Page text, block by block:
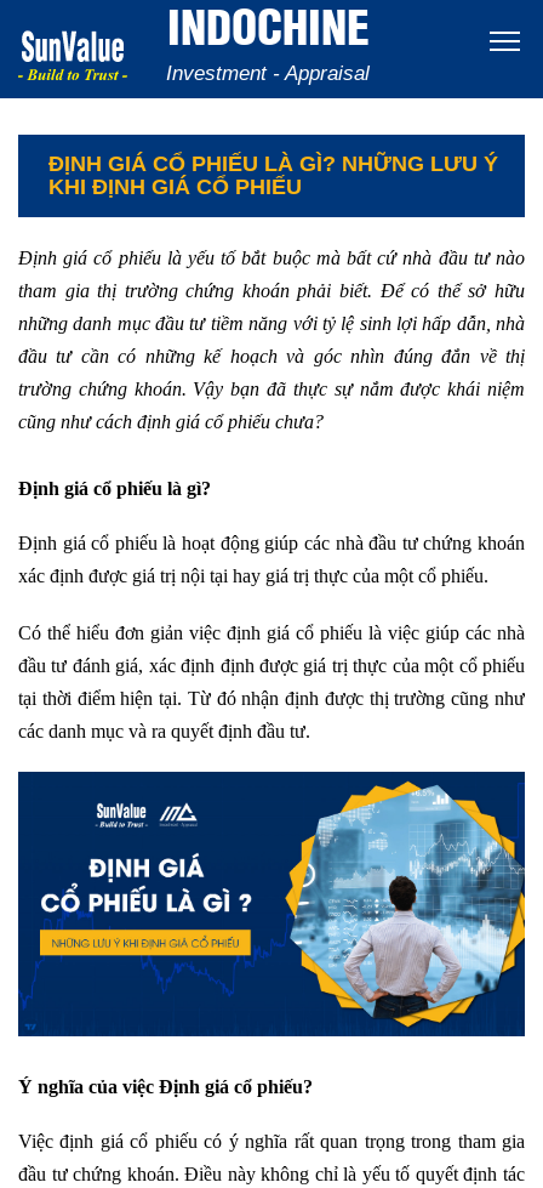
INDOCHINE
Investment - Appraisal
ĐỊNH GIÁ CỔ PHIẾU LÀ GÌ? NHỮNG LƯU Ý
KHI ĐỊNH GIÁ CỔ PHIẾU
Định giá cổ phiếu là yếu tố bắt buộc mà bất cứ nhà đầu tư nào
tham gia thị trường chứng khoán phải biết. Để có thể sở hữu
những danh mục đầu tư tiềm năng với tỷ lệ sinh lợi hấp dẫn, nhà
đầu tư cần có những kế hoạch và góc nhìn đúng đắn về thị
trường chứng khoán. Vậy bạn đã thực sự nắm được khái niệm
cũng như cách định giá cổ phiếu chưa?
Định giá cổ phiếu là gì?
Định giá cổ phiếu là hoạt động giúp các nhà đầu tư chứng khoán
xác định được giá trị nội tại hay giá trị thực của một cổ phiếu.
Có thể hiểu đơn giản việc định giá cổ phiếu là việc giúp các nhà
đầu tư đánh giá, xác định định được giá trị thực của một cổ phiếu
tại thời điểm hiện tại. Từ đó nhận định được thị trường cũng như
các danh mục và ra quyết định đầu tư.
Ý nghĩa của việc Định giá cổ phiếu?
Việc định giá cổ phiếu có ý nghĩa rất quan trọng trong tham gia
đầu tư chứng khoán. Điều này không chỉ là yếu tố quyết định tác